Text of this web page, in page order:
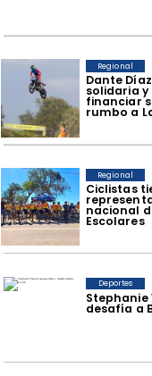
Dante
solidaria
financiar
rumbo a
Regional
​Ciclistas
nacional
Escolares
Regional
Stephanie
desafía a
Deportes